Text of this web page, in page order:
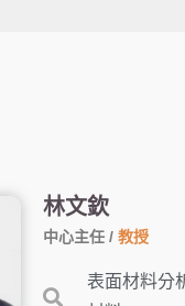
林文欽
中心主任 / 教授
表面材料分